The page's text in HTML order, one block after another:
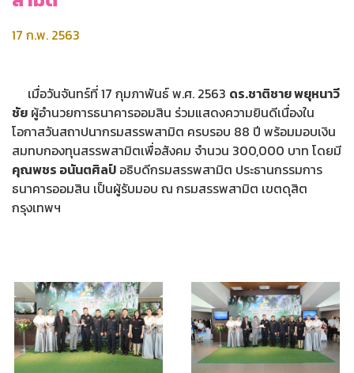
17 ก.พ. 2563
เมื่อวันจันทร์ที่ 17 กุมภาพันธ์ พ.ศ. 2563 ดร.ชาติชาย พยุหนาวี
ชัย ผู้อำนวยการธนาคารออมสิน ร่วมแสดงความยินดีเนื่องใน
โอกาสวันสถาปนากรมสรรพสามิต ครบรอบ 88 ปี พร้อมมอบเงิน
สมทบกองทุนสรรพสามิตเพื่อสังคม จำนวน 300,000 บาท โดยมี
คุณพชร อนันตศิลป์ อธิบดีกรมสรรพสามิต ประธานกรรมการ
ธนาคารออมสิน เป็นผู้รับมอบ ณ กรมสรรพสามิต เขตดุสิต
กรุงเทพฯ